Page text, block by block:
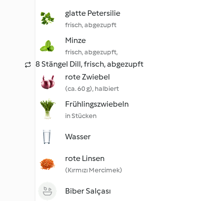
glatte Petersilie
frisch, abgezupft
Minze
frisch, abgezupft,
8 Stängel Dill, frisch, abgezupft
rote Zwiebel
(ca. 60 g), halbiert
Frühlingszwiebeln
in Stücken
Wasser
rote Linsen
(Kırmızı Mercimek)
Biber Salçası